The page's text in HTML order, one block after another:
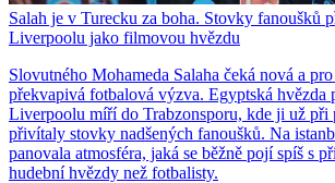
Salah je v Turecku za boha. Stovky fanoušků
Liverpoolu jako filmovou hvězdu
Slovutného Mohameda Salaha čeká nová a
překvapivá fotbalová výzva. Egyptská hvězda
Liverpoolu míří do Trabzonsporu, kde ji už při
přivítaly stovky nadšených fanoušků. Na
panovala atmosféra, jaká se běžně pojí spíš s
hudební hvězdy než fotbalisty.